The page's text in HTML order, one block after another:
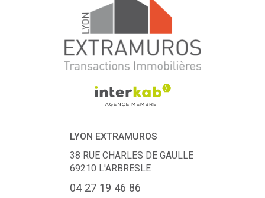
LYON EXTRAMUROS
38 RUE CHARLES DE GAULLE
69210 L'ARBRESLE
04 27 19 46 86